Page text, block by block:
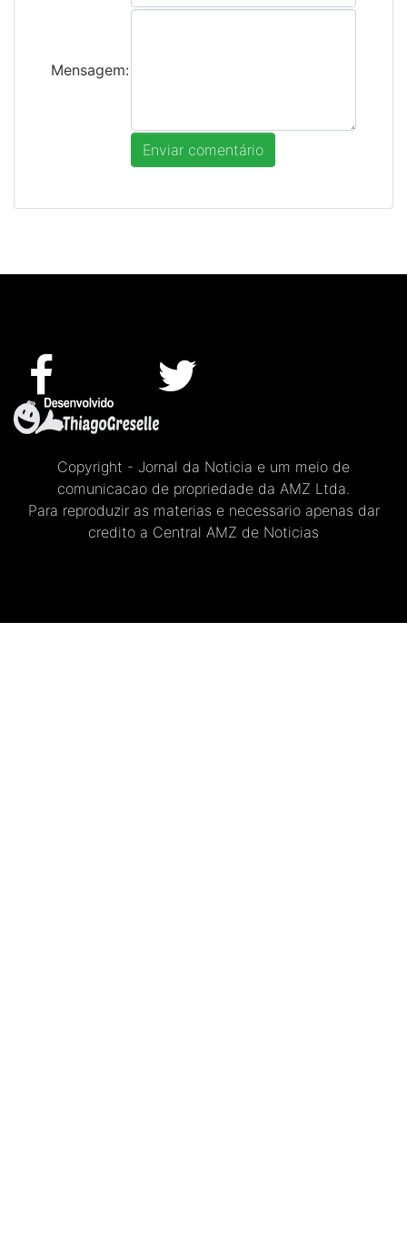
Mensagem:
Copyright - Jornal da Noticia e um meio de
comunicacao de propriedade da AMZ Ltda.
Para reproduzir as materias e necessario apenas dar
credito a Central AMZ de Noticias